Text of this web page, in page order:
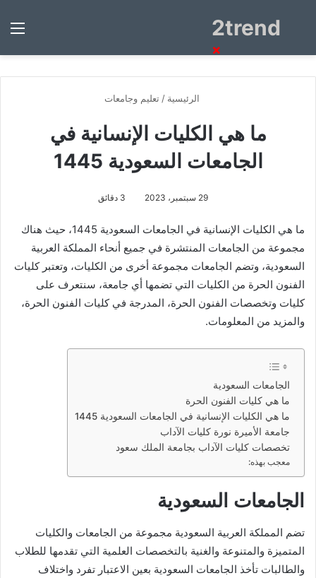
2trendبحث
الرئيسية / تعليم وجامعات
ما هي الكليات الإنسانية في
الجامعات السعودية 1445
29 سبتمبر، 2023
ما هي الكليات الإنسانية في الجامعات السعودية 1445، حيث هناك
مجموعة من الجامعات المنتشرة في جميع أنحاء المملكة العربية
السعودية، وتضم الجامعات مجموعة أخرى من الكليات، وتعتبر كليات
الفنون الحرة من الكليات التي تضمها أي جامعة، سنتعرف على
كليات وتخصصات الفنون الحرة، المدرجة في كليات الفنون الحرة،
والمزيد من المعلومات.
الجامعات السعودية
ما هي كليات الفنون الحرة
ما هي الكليات الإنسانية في الجامعات السعودية 1445
جامعة الأميرة نورة كليات الآداب
تخصصات كليات الآداب بجامعة الملك سعود
معجب بهذه:
الجامعات السعودية
تضم المملكة العربية السعودية مجموعة من الجامعات والكليات
المتميزة والمتنوعة والغنية بالتخصصات العلمية التي تقدمها للطلاب
والطالبات تأخذ الجامعات السعودية بعين الاعتبار تفرد واختلاف
×